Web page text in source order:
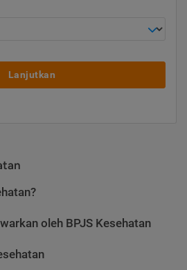
Lanjutkan
oleh BPJS Kesehatan